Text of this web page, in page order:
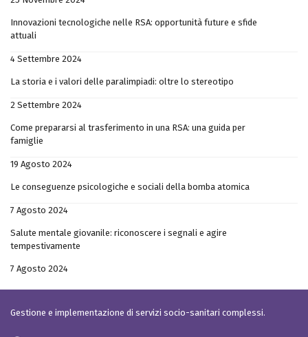
Innovazioni tecnologiche nelle RSA: opportunità future e sfide
attuali
4 Settembre 2024
La storia e i valori delle paralimpiadi: oltre lo stereotipo
2 Settembre 2024
Come prepararsi al trasferimento in una RSA: una guida per
famiglie
19 Agosto 2024
Le conseguenze psicologiche e sociali della bomba atomica
7 Agosto 2024
Salute mentale giovanile: riconoscere i segnali e agire
tempestivamente
7 Agosto 2024
Gestione e implementazione di servizi socio-sanitari complessi.